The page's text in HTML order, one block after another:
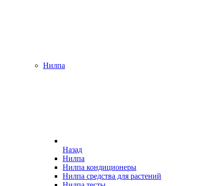
Нилпа
Назад
Нилпа
Нилпа кондиционеры
Нилпа средства для растений